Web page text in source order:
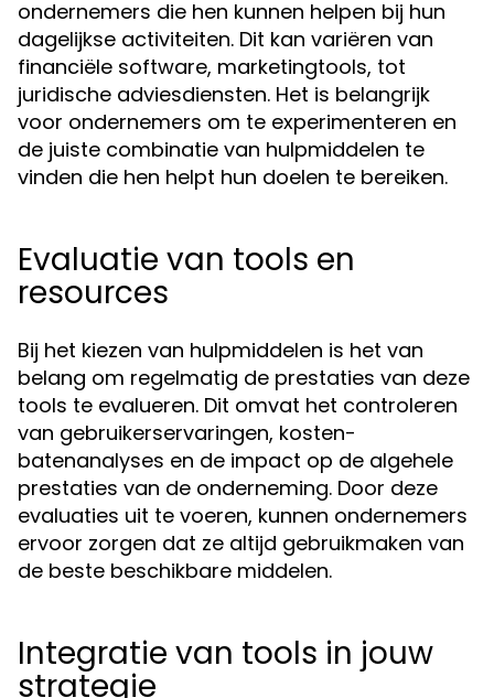
ondernemers die hen kunnen helpen bij hun
dagelijkse activiteiten. Dit kan variëren van
financiële software, marketingtools, tot
juridische adviesdiensten. Het is belangrijk
voor ondernemers om te experimenteren en
de juiste combinatie van hulpmiddelen te
vinden die hen helpt hun doelen te bereiken.
Evaluatie van tools en
resources
Bij het kiezen van hulpmiddelen is het van
belang om regelmatig de prestaties van deze
tools te evalueren. Dit omvat het controleren
van gebruikerservaringen, kosten-
batenanalyses en de impact op de algehele
prestaties van de onderneming. Door deze
evaluaties uit te voeren, kunnen ondernemers
ervoor zorgen dat ze altijd gebruikmaken van
de beste beschikbare middelen.
Integratie van tools in jouw
strategie